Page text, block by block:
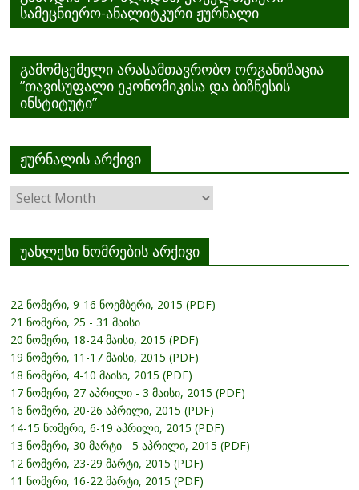
სამეცნიერო-ანალიტკური ჟურნალი
გამომცემელი არასამთავრობო ორგანიზაცია
”თავისუფალი ეკონომიკისა და ბიზნესის
ინსტიტუტი”
ჟურნალის არქივი
ჟურნალის
არქივი
უახლესი ნომრების არქივი
22 ნომერი, 9-16 ნოემბერი, 2015 (PDF)
21 ნომერი, 25 - 31 მაისი
20 ნომერი, 18-24 მაისი, 2015 (PDF)
19 ნომერი, 11-17 მაისი, 2015 (PDF)
18 ნომერი, 4-10 მაისი, 2015 (PDF)
17 ნომერი, 27 აპრილი - 3 მაისი, 2015 (PDF)
16 ნომერი, 20-26 აპრილი, 2015 (PDF)
14-15 ნომერი, 6-19 აპრილი, 2015 (PDF)
13 ნომერი, 30 მარტი - 5 აპრილი, 2015 (PDF)
12 ნომერი, 23-29 მარტი, 2015 (PDF)
11 ნომერი, 16-22 მარტი, 2015 (PDF)